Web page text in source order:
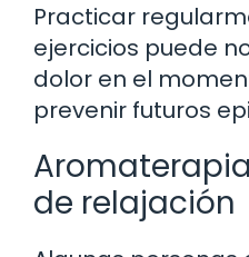
Practicar
ejercicios puede
dolor en el
prevenir futuros
de relajación